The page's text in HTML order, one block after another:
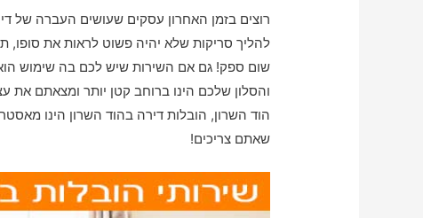
רוצים בזמן האחרון עסקים שעושים העברה של
להליך סריקות שלא יהיה פשוט לראות את סופו,
שום ספק! גם אם השירות שיש לכם בה שימוש
והסלון שלכם הינו ברוחב קטן יותר ומצאתם את
הוד השרון, הובלות דירה בהוד השרון הינו
שאתם צריכים!